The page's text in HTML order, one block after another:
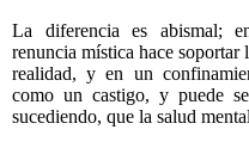
La diferencia es abismal;
renuncia mística hace soportar
realidad, y en un
como un castigo, y puede
sucediendo, que la salud